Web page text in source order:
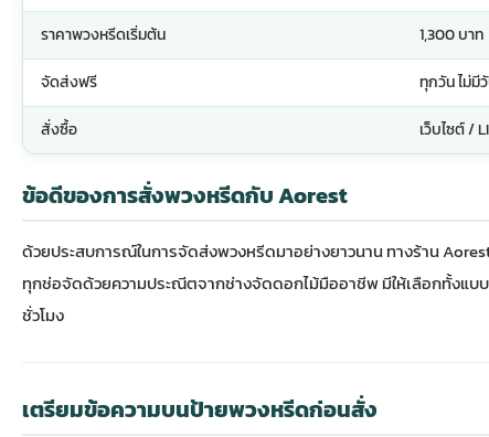
ราคาพวงหรีดเริ่มต้น 1,300 บาท
จัดส่งฟรี ทุกวัน ไม่มี
สั่งซื้อ เว็บไซต์ /
ข้อดีของการสั่งพวงหรีดกับ Aorest
ด้วยประสบการณ์ในการจัดส่งพวงหรีดมาอย่างยาวนาน ทางร้าน
ทุกช่อจัดด้วยความประณีตจากช่างจัดดอกไม้มืออาชีพ มีให้เลือกทั้งแบบ
ชั่วโมง
เตรียมข้อความบนป้ายพวงหรีดก่อนสั่ง